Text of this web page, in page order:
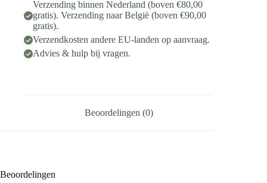
Verzending binnen Nederland (boven €80,00
gratis). Verzending naar België (boven €90,00
gratis).
Verzendkosten andere EU-landen op aanvraag.
Advies & hulp bij vragen.
Beoordelingen (0)
Beoordelingen